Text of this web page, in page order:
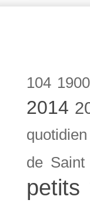
104 1900
2014
quotidien
de
petits